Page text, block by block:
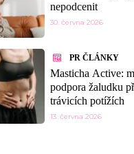
nepodcenit
30. června 2026
PR ČLÁNKY
Masticha Active:
podpora žaludku
trávicích potížích
13. června 2026